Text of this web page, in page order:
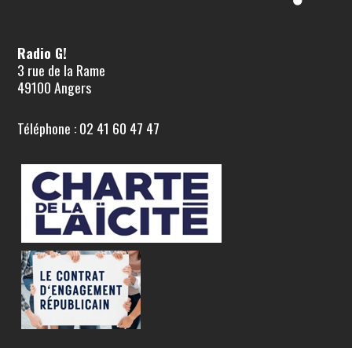
Radio G!
3 rue de la Rame
49100 Angers
Téléphone : 02 41 60 47 47